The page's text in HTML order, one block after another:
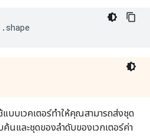
shape
แบบเวคเตอร์ทำให้คุณสามารถส่งชุด
นและชุดของลำดับของเวกเตอร์ค่า